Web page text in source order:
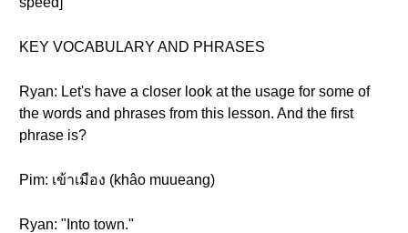
KEY VOCABULARY AND PHRASES
Ryan: Let's have a closer look at the usage for some of
the words and phrases from this lesson. And the first
phrase is?
Pim: เข้าเมือง (khâo muueang)
Ryan: "Into town."